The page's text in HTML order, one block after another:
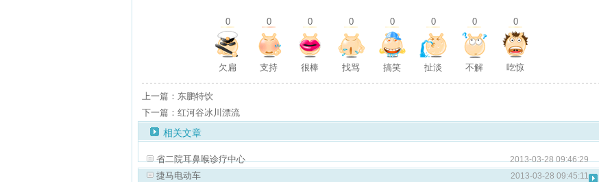
0 0 0 0 0 0 0 0
欠扁 支持 很棒 找骂 搞笑 扯淡 不解 吃惊
上一篇：东鹏特饮
下一篇：红河谷冰川漂流
相关文章
省二院耳鼻喉诊疗中心 2013-03-28 09:46:29
捷马电动车 2013-03-28 09:45:11